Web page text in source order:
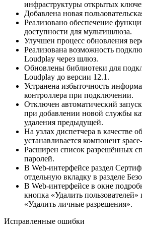
инфраструктуры открытых
Добавлена новая
Реализовано обеспечение
доступности для мультишлюза.
Улучшен процесс обновления
Реализована возможность
Loudplay через шлюз.
Обновлены библиотеки для
Loudplay до версии 12.1.
Устранена избыточность
контроллера при подключении.
Отключен автоматический
при добавлении новой службы
удаления предыдущей.
На узлах диспетчера в качестве
устанавливается компонент
Расширен список разрешённых
паролей.
В Web-интерфейсе раздел
отдельную вкладку в разделе
В Web-интерфейсе в окне
кнопка «Удалить
«Удалить личные разрешения».
Исправленные ошибки